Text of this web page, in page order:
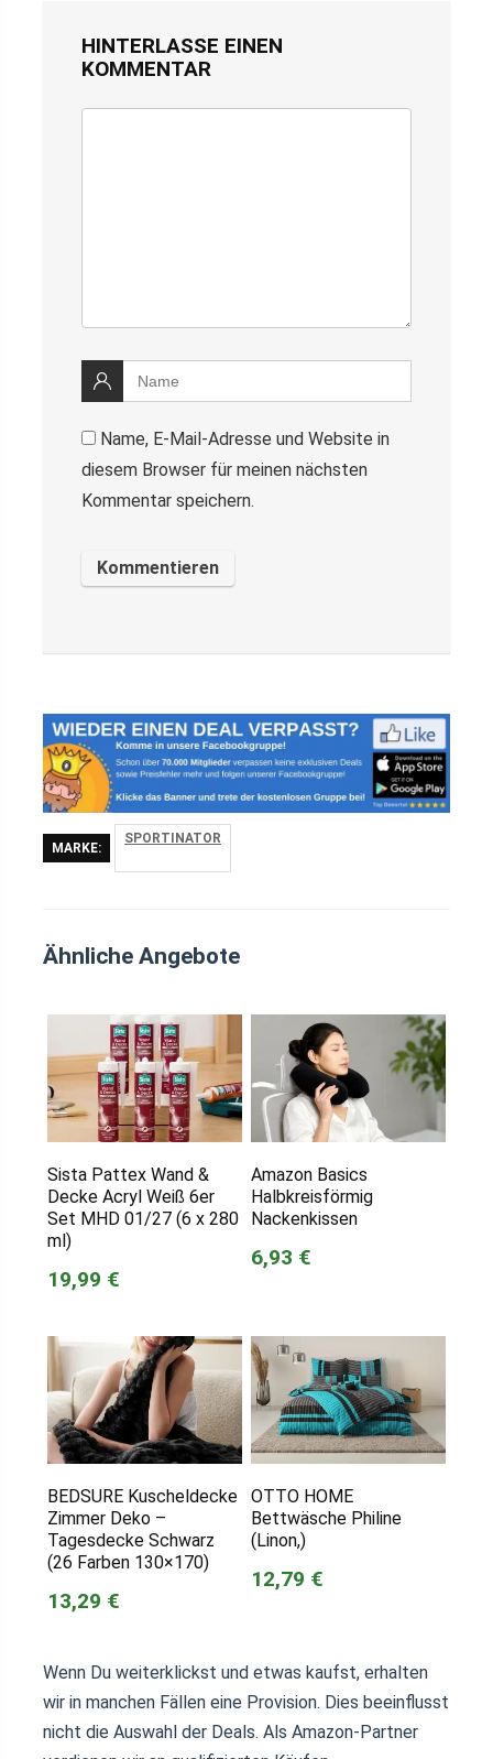
HINTERLASSE EINEN
KOMMENTAR
Name, E-Mail-Adresse und Website in
diesem Browser für meinen nächsten
Kommentar speichern.
MARKE:
SPORTINATOR
Ähnliche Angebote
Sista Pattex Wand &
Decke Acryl Weiß 6er
Set MHD 01/27 (6 x 280
ml)
19,99 €
Amazon Basics
Halbkreisförmig
Nackenkissen
6,93 €
BEDSURE Kuscheldecke
Zimmer Deko –
Tagesdecke Schwarz
(26 Farben 130×170)
13,29 €
OTTO HOME
Bettwäsche Philine
(Linon,)
12,79 €
Wenn Du weiterklickst und etwas kaufst, erhalten
wir in manchen Fällen eine Provision. Dies beeinflusst
nicht die Auswahl der Deals. Als Amazon-Partner